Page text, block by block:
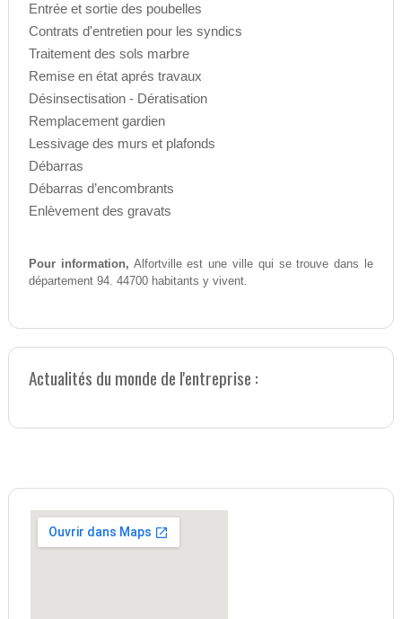
Entrée et sortie des poubelles
Contrats d'entretien pour les syndics
Traitement des sols marbre
Remise en état aprés travaux
Désinsectisation - Dératisation
Remplacement gardien
Lessivage des murs et plafonds
Débarras
Débarras d’encombrants
Enlèvement des gravats
Pour information, Alfortville est une ville qui se trouve dans le
département 94. 44700 habitants y vivent.
Actualités du monde de l'entreprise :